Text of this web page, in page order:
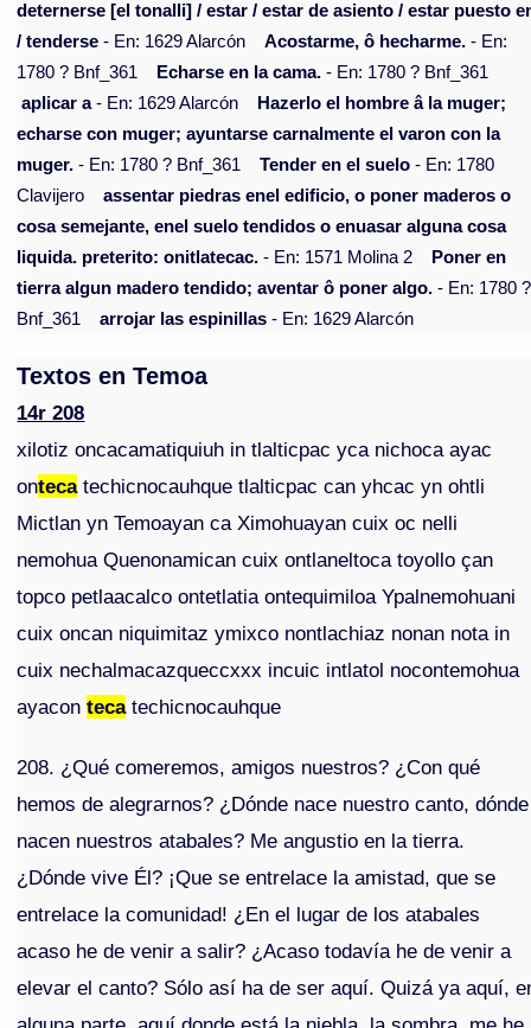
deternerse [el tonalli] / estar / estar de asiento / estar puesto
/ tenderse - En: 1629 Alarcón Acostarme, ô hecharme. - En:
1780 ? Bnf_361
Echarse en la cama. - En: 1780 ? Bnf_361
aplicar a- En: 1629 Alarcón
Hazerlo el hombre â la muger;
echarse con muger; ayuntarse carnalmente el varon con la
muger. - En: 1780 ? Bnf_361 Tender en el suelo - En: 1780
Clavijero
assentar piedras enel edificio, o poner maderos o
cosa semejante, enel suelo tendidos o enuasar alguna cosa
liquida. preterito: onitlatecac. - En: 1571 Molina 2
Poner en
tierra algun madero tendido; aventar ô poner algo. - En: 1780 ?
Bnf_361
arrojar las espinillas - En: 1629 Alarcón
Textos en Temoa
14r 208
xilotiz oncacamatiquiuh in tlalticpac yca nichoca ayac
ontecatechicnocauhque tlalticpac can yhcac yn ohtli
Mictlan yn Temoayan ca Ximohuayan cuix oc nelli
nemohua Quenonamican cuix ontlaneltoca toyollo çan
topco petlaacalco ontetlatia ontequimiloa Ypalnemohuani
cuix oncan niquimitaz ymixco nontlachiaz nonan nota in
cuix nechalmacazqueccxxx incuic intlatol nocontemohua
ayacontecatechicnocauhque
208. ¿Qué comeremos, amigos nuestros? ¿Con qué
hemos de alegrarnos? ¿Dónde nace nuestro canto, dónde
nacen nuestros atabales? Me angustio en la tierra.
¿Dónde vive Él? ¡Que se entrelace la amistad, que se
entrelace la comunidad! ¿En el lugar de los atabales
acaso he de venir a salir? ¿Acaso todavía he de venir a
elevar el canto? Sólo así ha de ser aquí. Quizá ya aquí,